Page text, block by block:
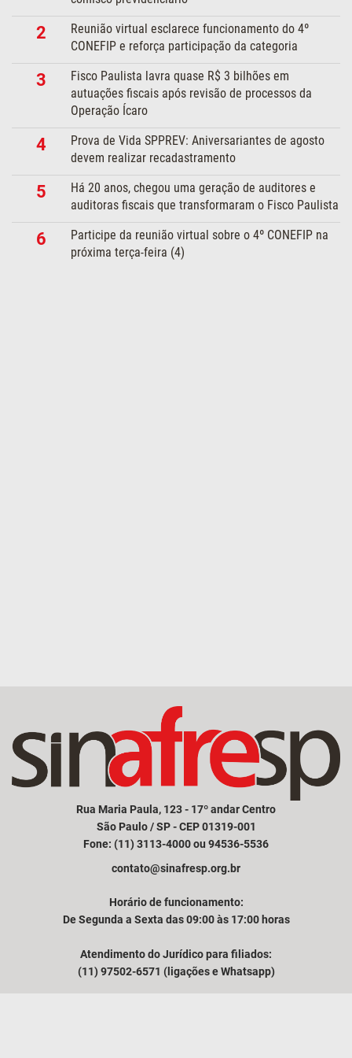
2
Reunião virtual esclarece funcionamento do 4º
CONEFIP e reforça participação da categoria
3
Fisco Paulista lavra quase R$ 3 bilhões em
autuações fiscais após revisão de processos da
Operação Ícaro
4
Prova de Vida SPPREV: Aniversariantes de agosto
devem realizar recadastramento
5
Há 20 anos, chegou uma geração de auditores e
auditoras fiscais que transformaram o Fisco Paulista
6
Participe da reunião virtual sobre o 4º CONEFIP na
próxima terça-feira (4)
Rua Maria Paula, 123 - 17º andar Centro
São Paulo / SP - CEP 01319-001
Fone: (11) 3113-4000 ou 94536-5536
contato@sinafresp.org.br
Horário de funcionamento:
De Segunda a Sexta das 09:00 às 17:00 horas
Atendimento do Jurídico para filiados:
(11) 97502-6571 (ligações e Whatsapp)